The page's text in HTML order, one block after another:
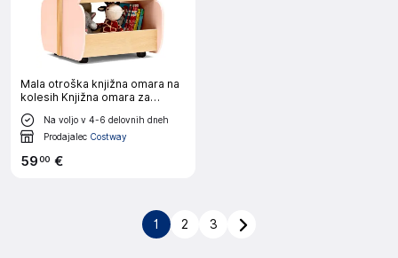
Mala otroška knjižna omara na
kolesih Knjižna omara za
otroško sobo
Na voljo v 4-6 delovnih dneh
Prodajalec Costway
5900 €
1 2 3